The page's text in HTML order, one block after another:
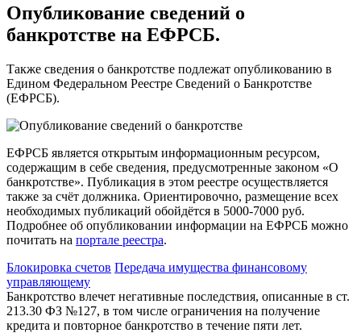
Опубликование сведений о
банкротстве на ЕФРСБ.
Также сведения о банкротстве подлежат опубликованию в
Едином Федеральном Реестре Сведений о Банкротстве
(ЕФРСБ).
ЕФРСБ является открытым информационным ресурсом,
содержащим в себе сведения, предусмотренные законом «О
банкротстве». Публикация в этом реестре осуществляется
также за счёт должника. Ориентировочно, размещение всех
необходимых публикаций обойдётся в 5000-7000 руб.
Подробнее об опубликовании информации на ЕФРСБ можно
почитать на портале реестра.
Блокировка счетов Передача имущества финансовому
управляющему
Банкротство влечет негативные последствия, описанные в ст.
213.30 ФЗ №127, в том числе ограничения на получение
кредита и повторное банкротство в течение пяти лет.